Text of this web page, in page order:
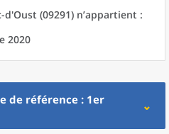
d'Oust (09291) n’appartient :
2020
de référence : 1er